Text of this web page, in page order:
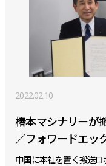
2022.02.10
椿本マシナリーが
／フォワードエッ
中国に本社を置く搬送